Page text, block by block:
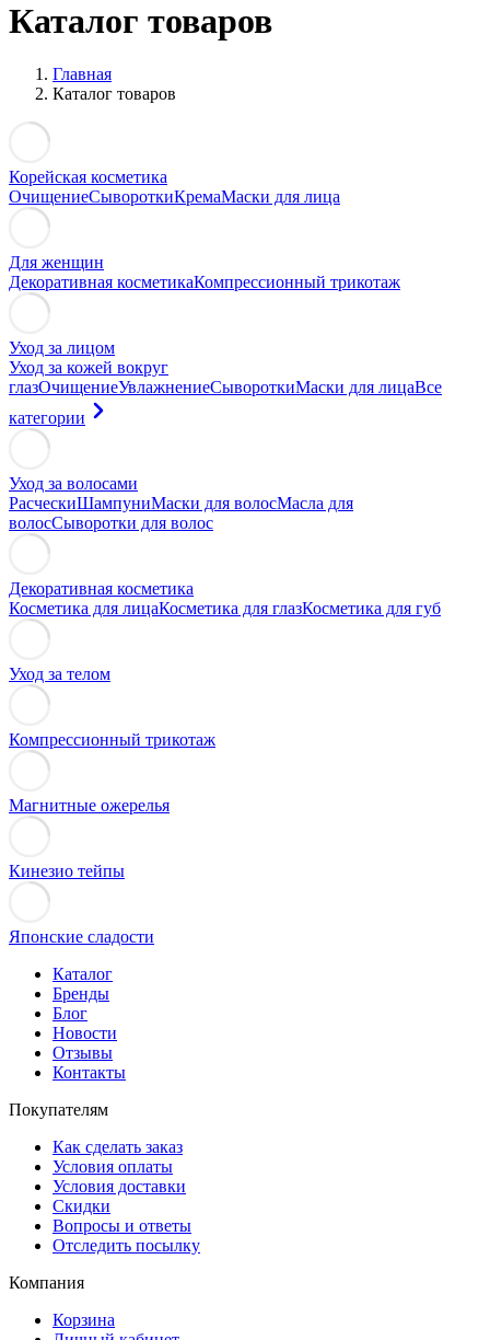
Каталог товаров
Главная
Каталог товаров
Корейская косметика
ОчищениеСывороткиКремаМаски для лица
Для женщин
Декоративная косметикаКомпрессионный трикотаж
Уход за лицом
Уход за кожей вокруг
глазОчищениеУвлажнениеСывороткиМаски для лицаВсе
категории
Уход за волосами
РасческиШампуниМаски для волосМасла для
волосСыворотки для волос
Декоративная косметика
Косметика для лицаКосметика для глазКосметика для губ
Уход за телом
Компрессионный трикотаж
Магнитные ожерелья
Кинезио тейпы
Японские сладости
Каталог
Бренды
Блог
Новости
Отзывы
Контакты
Покупателям
Как сделать заказ
Условия оплаты
Условия доставки
Скидки
Вопросы и ответы
Отследить посылку
Компания
Корзина